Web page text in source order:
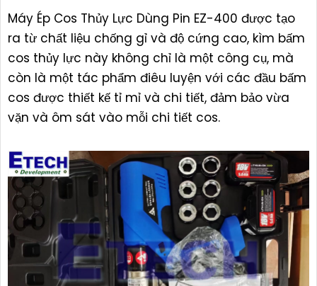
Máy Ép Cos Thủy Lực Dùng Pin EZ-400 được tạo
ra từ chất liệu chống gỉ và độ cứng cao, kìm bấm
cos thủy lực này không chỉ là một công cụ, mà
còn là một tác phẩm điêu luyện với các đầu bấm
cos được thiết kế tỉ mỉ và chi tiết, đảm bảo vừa
vặn và ôm sát vào mỗi chi tiết cos.